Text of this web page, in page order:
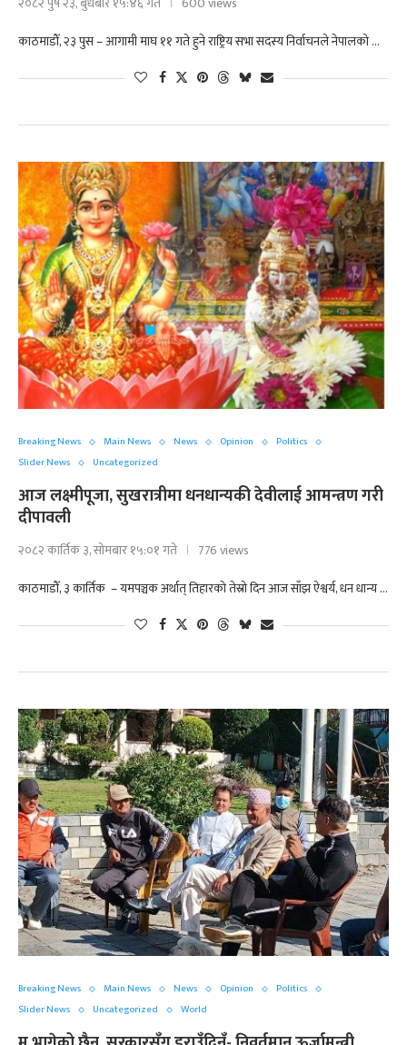
काठमाडौँ, २३ पुस – आगामी माघ ११ गते हुने राष्ट्रिय सभा सदस्य निर्वाचनले नेपालको …
Breaking News Main News News Opinion
Politics
Slider News
Uncategorized
आज लक्ष्मीपूजा, सुखरात्रीमा धनधान्यकी देवीलाई आमन्त्रण गरी
दीपावली
२०८२ कार्तिक ३, सोमबार १५:०१ गते
776 views
काठमाडौँ, ३ कार्तिक – यमपञ्चक अर्थात् तिहारको तेस्रो दिन आज साँझ ऐश्वर्य, धन धान्य …
Breaking News Main News News Opinion
Politics
Slider News
Uncategorized World